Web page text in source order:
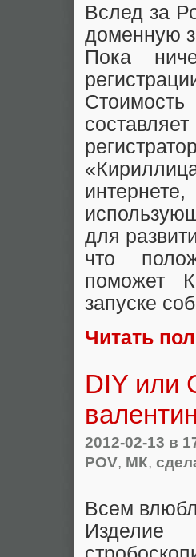
Вслед за
доменную
Пока
для
что
поможет
запуске
Читать
DIY или
2012-02-13 в
POV, МК,
Всем